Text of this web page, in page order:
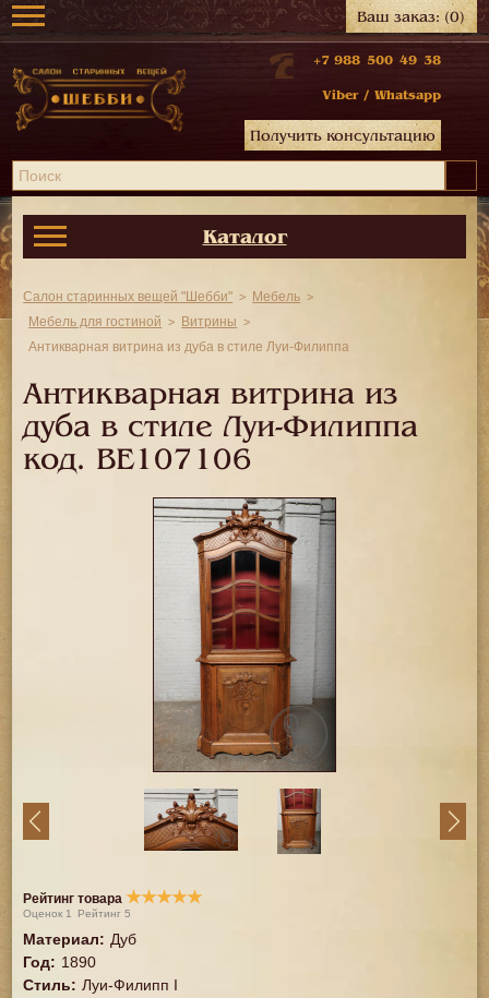
Ваш заказ:(0)
+7 988 500 49 38
Viber / Whatsapp
Получить консультацию
Каталог
Салон старинных вещей "Шебби"
Мебель
Мебель для гостиной
Витрины
Антикварная витрина из дуба в стиле Луи-Филиппа
Антикварная витрина из
дуба в стиле Луи-Филиппа
код. BE107106
Рейтинг товара ★★★★★
Оценок 1 Рейтинг5
Материал: Дуб
Год: 1890
Стиль: Луи-Филипп I